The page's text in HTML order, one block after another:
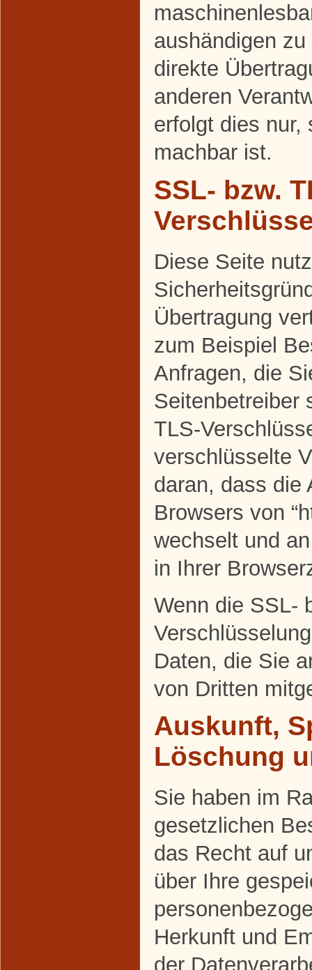
aushändigen
direkte
anderen
erfolgt dies nur,
machbar ist.
SSL- bzw.
Diese Seite
Übertragung
zum Beispiel
Anfragen, die
Seitenbetreiber
TLS-
verschlüsselte
daran, dass die
Browsers von
wechselt und
in Ihrer
Wenn die SSL-
Daten, die Sie
von Dritten
Auskunft,
Löschung
Sie haben im
gesetzlichen
das Recht auf
über Ihre
Herkunft und
der